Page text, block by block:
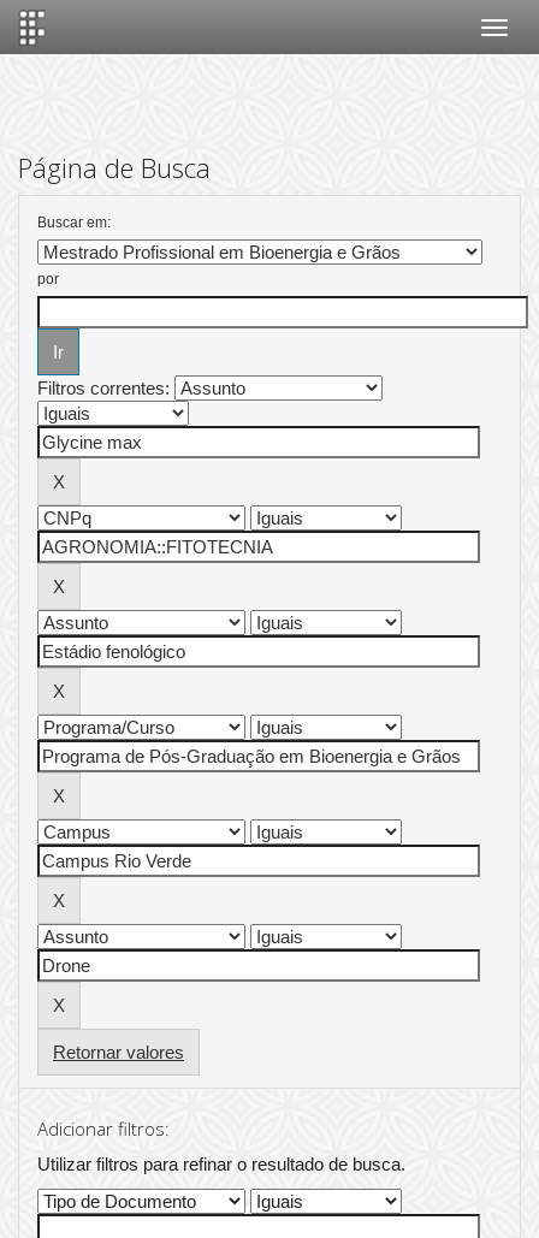
Página de Busca
Buscar em:
por
Filtros correntes:
Retornar valores
Adicionar filtros:
Utilizar filtros para refinar o resultado de busca.